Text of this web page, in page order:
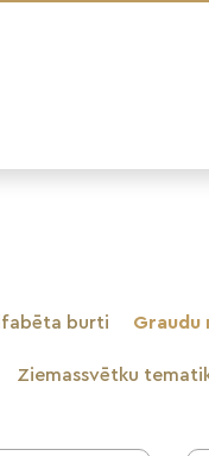
burti Graudu
Ziemassvētku